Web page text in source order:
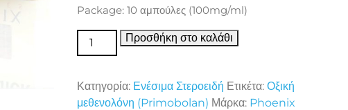
Package: 10 αμπούλες (100mg/ml)
Ενέσιμα Στεροειδή Primo Quick ποσότητα
Προσθήκη στο καλάθι
Κατηγορία: Ενέσιμα Στεροειδή Ετικέτα: Οξική
μεθενολόνη (Primobolan) Μάρκα: Phoenix